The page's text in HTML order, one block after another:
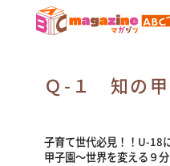
Ｑ-１ 知の甲
子育て世代必見！！U-
甲子園～世界を変える９